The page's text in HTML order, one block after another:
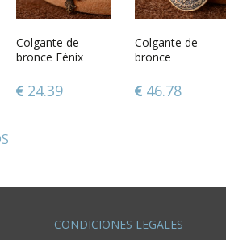
Colgante de
bronce Fénix
24.39
Colgante de
bronce
46.78
Pendientes
artesanales de
34.97
Pendientes
artesanales con
34.97
CONDICIONES LEGALES